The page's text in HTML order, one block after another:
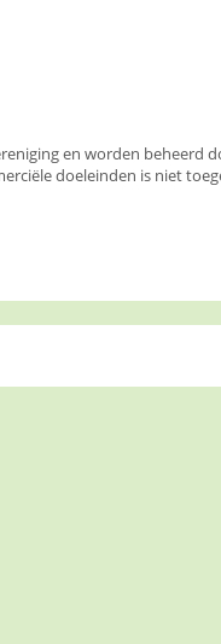
en worden beheerd
doeleinden is niet